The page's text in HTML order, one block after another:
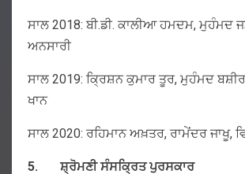
ਸਾਲ 2018: ਬੀ.ਡੀ. ਕਾਲੀਆ ਹਮਦਮ, ਮੁਹੰਮਦ
ਅਨਸਾਰੀ
ਸਾਲ 2019: ਕ੍ਰਿਸ਼ਨ ਕੁਮਾਰ ਤੂਰ, ਮੁਹੰਮਦ
ਖਾਨ
ਸਾਲ 2020: ਰਹਿਮਾਨ ਅਖ਼ਤਰ, ਰਾਮੇਂਦਰ ਜਾਖੂ,
5. ਸ਼੍ਰੋਮਣੀ ਸੰਸਕ੍ਰਿਤ ਪੁਰਸਕਾਰ